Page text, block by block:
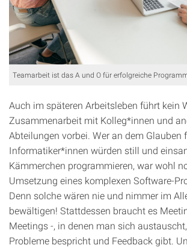
Teamarbeit ist das A und O für erfolgreiche
Auch im späteren Arbeitsleben führt kein
Zusammenarbeit mit Kolleg*innen und
Abteilungen vorbei. Wer an dem Glauben
Informatiker*innen würden still und
Kämmerchen programmieren, war wohl
Umsetzung eines komplexen Software-
Denn solche wären nie und nimmer im
bewältigen! Stattdessen braucht es
Meetings -, in denen man sich
Probleme bespricht und Feedback gibt.